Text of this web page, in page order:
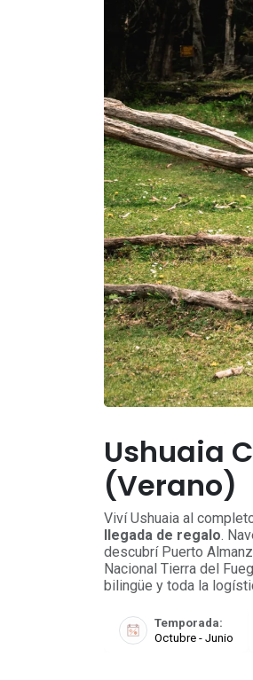
Ushuaia
(Verano)
Viví Ushuaia al
llegada de regalo.
descubrí Puerto
Nacional Tierra del
bilingüe y toda la
Temporada:
Octubre - Junio